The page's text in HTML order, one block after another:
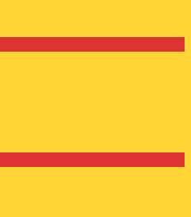
฿.
฿.